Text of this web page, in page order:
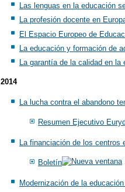
Las lenguas en la educación
La profesión docente en
El Espacio Europeo de
La educación y formación de
La garantía de la calidad en
2014
La lucha contra el abandono
Resumen Ejecutivo
La financiación de los
Boletín
Modernización de la